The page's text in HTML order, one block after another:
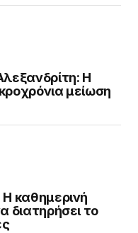
Η
μείωση
καθημερινή
διατηρήσει το